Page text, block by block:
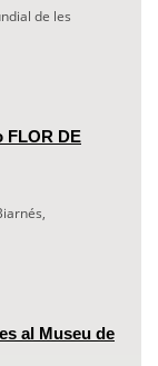
de les
FLOR DE
al Museu de